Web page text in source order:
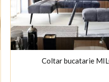
Coltar bucatarie